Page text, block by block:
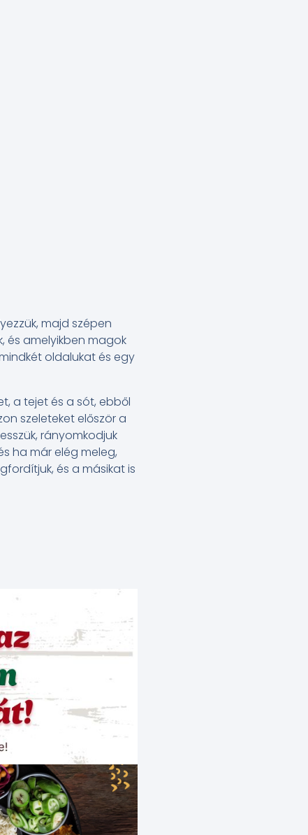
majd szépen
és amelyikben magok
oldalukat és egy
a tejet és a sót, ebből
szeleteket először a
rányomkodjuk
ha már elég meleg,
és a másikat is